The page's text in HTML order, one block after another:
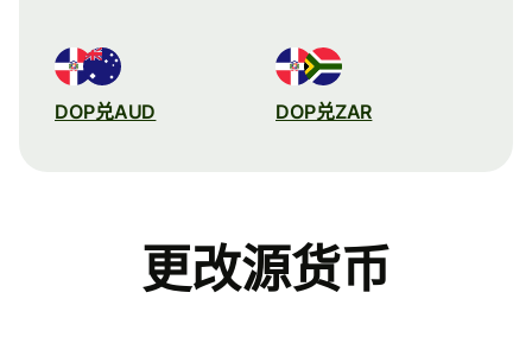
DOP兑AUD DOP兑ZAR
更改源货币